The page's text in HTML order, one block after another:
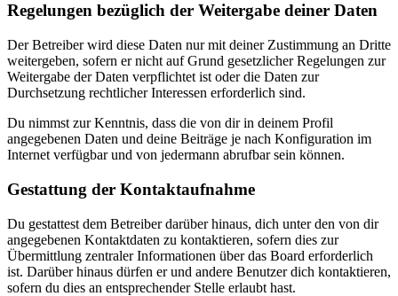
Regelungen bezüglich der Weitergabe deiner Daten
Der Betreiber wird diese Daten nur mit deiner Zustimmung an Dritte
weitergeben, sofern er nicht auf Grund gesetzlicher Regelungen zur
Weitergabe der Daten verpflichtet ist oder die Daten zur
Durchsetzung rechtlicher Interessen erforderlich sind.
Du nimmst zur Kenntnis, dass die von dir in deinem Profil
angegebenen Daten und deine Beiträge je nach Konfiguration im
Internet verfügbar und von jedermann abrufbar sein können.
Gestattung der Kontaktaufnahme
Du gestattest dem Betreiber darüber hinaus, dich unter den von dir
angegebenen Kontaktdaten zu kontaktieren, sofern dies zur
Übermittlung zentraler Informationen über das Board erforderlich
ist. Darüber hinaus dürfen er und andere Benutzer dich kontaktieren,
sofern du dies an entsprechender Stelle erlaubt hast.